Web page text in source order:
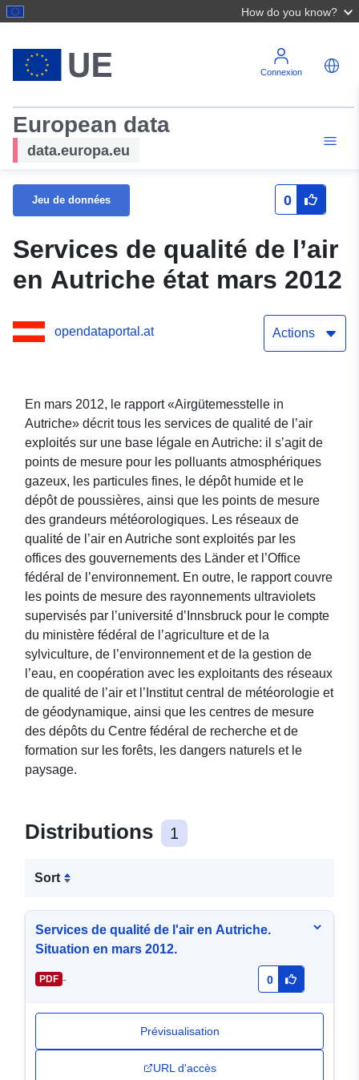
How do you know?
Connexion
European data
data.europa.eu
Jeu de données 0
Services de qualité de l’air
en Autriche état mars 2012
opendataportal.at Actions
En mars 2012, le rapport «Airgütemesstelle in
Autriche» décrit tous les services de qualité de l’air
exploités sur une base légale en Autriche: il s’agit de
points de mesure pour les polluants atmosphériques
gazeux, les particules fines, le dépôt humide et le
dépôt de poussières, ainsi que les points de mesure
des grandeurs météorologiques. Les réseaux de
qualité de l’air en Autriche sont exploités par les
offices des gouvernements des Länder et l’Office
fédéral de l’environnement. En outre, le rapport couvre
les points de mesure des rayonnements ultraviolets
supervisés par l’université d’Innsbruck pour le compte
du ministère fédéral de l’agriculture et de la
sylviculture, de l’environnement et de la gestion de
l’eau, en coopération avec les exploitants des réseaux
de qualité de l’air et l’Institut central de météorologie et
de géodynamique, ainsi que les centres de mesure
des dépôts du Centre fédéral de recherche et de
formation sur les forêts, les dangers naturels et le
paysage.
Distributions 1
Sort
Services de qualité de l'air en Autriche.
Situation en mars 2012.
PDF - 0
Prévisualisation
URL d'accès